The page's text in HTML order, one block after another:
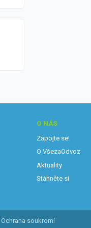
O NÁS
Zapojte se!
O VšezaOdvoz
Aktuality
Stáhněte si
Ochrana soukromí